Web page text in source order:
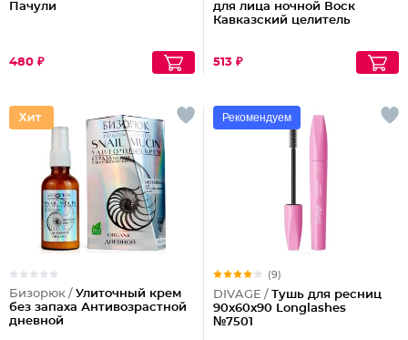
Пачули
480 ₽
для лица ночной Воск
Кавказский целитель
513 ₽
Бизорюк / Улиточный крем
без запаха Антивозрастной
дневной
Рекомендуем
(9)
DIVAGE / Тушь для ресниц
90x60x90 Longlashes
№7501